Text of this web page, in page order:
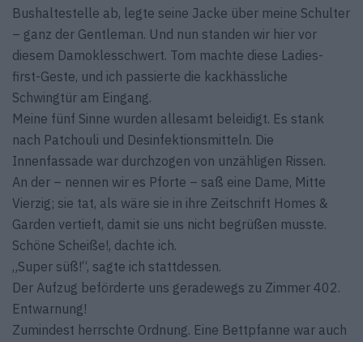
Bushaltestelle ab, legte seine Jacke über meine Schulter
– ganz der Gentleman. Und nun standen wir hier vor
diesem Damoklesschwert. Tom machte diese Ladies-
first-Geste, und ich passierte die kackhässliche
Schwingtür am Eingang.
Meine fünf Sinne wurden allesamt beleidigt. Es stank
nach Patchouli und Desinfektionsmitteln. Die
Innenfassade war durchzogen von unzähligen Rissen.
An der – nennen wir es Pforte – saß eine Dame, Mitte
Vierzig; sie tat, als wäre sie in ihre Zeitschrift Homes &
Garden vertieft, damit sie uns nicht begrüßen musste.
Schöne Scheiße!, dachte ich.
„Super süß!“, sagte ich stattdessen.
Der Aufzug beförderte uns geradewegs zu Zimmer 402.
Entwarnung!
Zumindest herrschte Ordnung. Eine Bettpfanne war auch